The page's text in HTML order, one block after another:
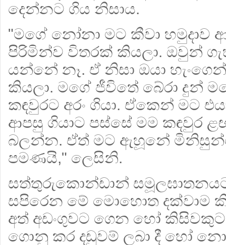
දෙන්නට ගිය නිසාය.
"මගේ නෝනා මට කීවා
පිරිමින්ව විතරක් කියලා. ඔවුන්
යන්නේ නෑ. ඒ නිසා ඔයා
කියලා. මගේ ජීවිතේ බේරා දුන්
කඳවුරට අරං ගියා. ඒකෙන් මට
ආපසු ගියාට පස්සේ මම කඳවුර
බලන්න. ඒත් මට ඇහූනේ
පමණයි," ලෙසිනි.
සත්තුරුකොන්ඩාන්
සපිරෙන මේ මොහොත දක්වාම
අත් අඩංගුවට ගෙන හෝ
ගොනු කර දඩුවම් ලබා දී හෝ